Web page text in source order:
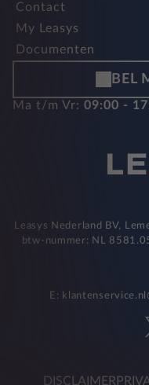
Contact
My Leasys
Documenten
BEL
Ma t/m Vr: 09:00 -
Leasys Nederland BV,
btw-nummer: NL
E:
DISCLAIMER